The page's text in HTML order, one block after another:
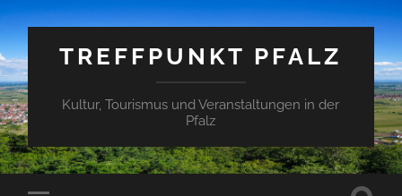
TREFFPUNKT PFALZ
Kultur, Tourismus und Veranstaltungen in der
Pfalz